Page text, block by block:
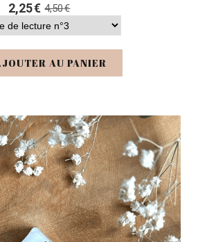
2,25€ 4,50€
AU PANIER